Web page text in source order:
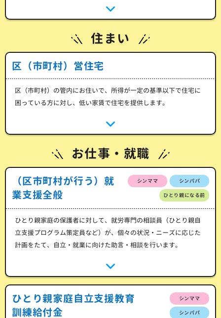
住まい
区（市町村）営住宅
区（市町村）の管内にお住いで、所得が一定の基準以下で住宅に
困っている方に対し、低い家賃で住宅を提供します。
お仕事・就職
（区市町村が行う）就
業支援全般
シンママ シンパパ
ひとり親になる前
ひとり親家庭の保護者に対して、就労専門の相談員（ひとり親自
立支援プログラム策定員など）が、個々の状況・ニーズに応じた
計画をたて、自立・就業に向けた助言・相談を行います。
ひとり親家庭自立支援教育
訓練給付金
シンママ
シンパパ